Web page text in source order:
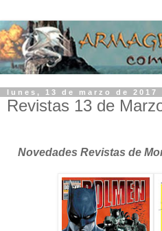
lunes, 13 de marzo de 2017
Revistas 13 de
Novedades Revistas de